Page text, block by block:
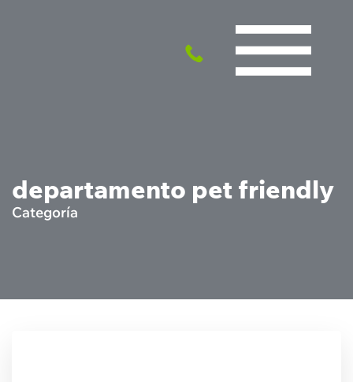
departamento pet friendly
Categoría